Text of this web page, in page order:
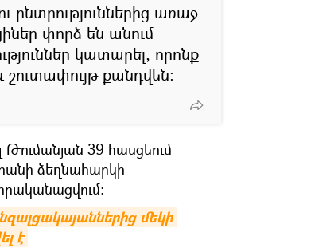
առաջ
փորձ են անում
կատարել, որոնք
քանդվեն։
39 հասցեում
ձեղնահարկի
մեկի
է